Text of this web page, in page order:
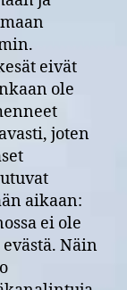
eivät
ole
joten
aikaan:
ei ole
Näin